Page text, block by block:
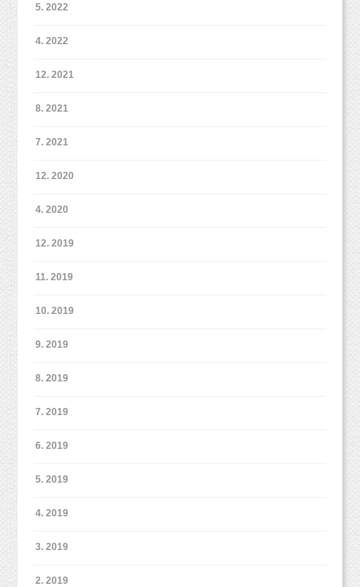
5. 2022
4. 2022
12. 2021
8. 2021
7. 2021
12. 2020
4. 2020
12. 2019
11. 2019
10. 2019
9. 2019
8. 2019
7. 2019
6. 2019
5. 2019
4. 2019
3. 2019
2. 2019